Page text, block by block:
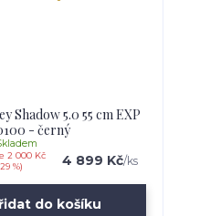
Shadow 5.0 55 cm EXP
- černý
2 000 Kč
%)
4 899 Kč/ks
do košíku